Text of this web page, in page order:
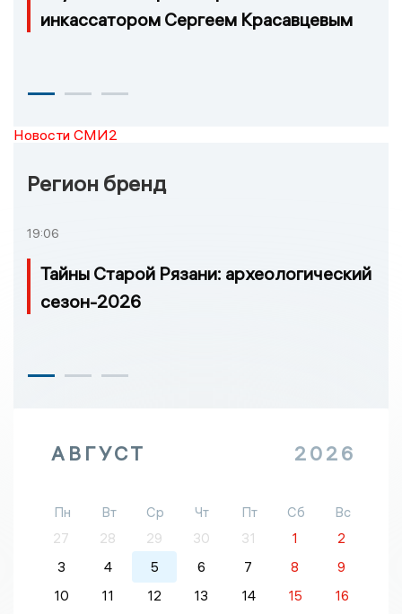
инкассатором Сергеем Красавцевым
Новости СМИ2
Регион бренд
19:06
Тайны Старой Рязани: археологический
сезон-2026
АВГУСТ 2026
Пн Вт Ср Чт Пт Сб
Вс
27
28 29 30 31 1
2
3
4 5 6 7 8
9
10
11 12 13 14 15
16